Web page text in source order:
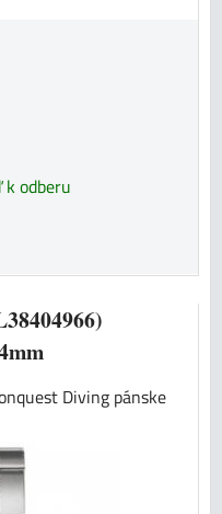
k odberu
Diving pánske